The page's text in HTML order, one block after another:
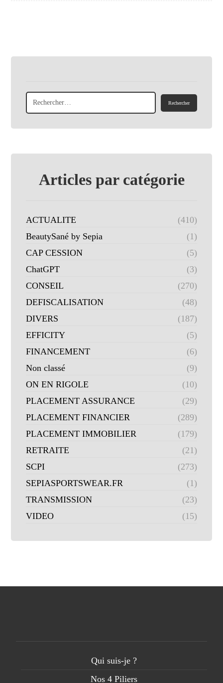
Articles par catégorie
ACTUALITE
(410)
BeautySané by Sepia
(1)
CAP CESSION
(5)
ChatGPT
(3)
CONSEIL
(270)
DEFISCALISATION
(48)
DIVERS
(187)
EFFICITY
(5)
FINANCEMENT
(6)
Non classé
(9)
ON EN RIGOLE
(10)
PLACEMENT ASSURANCE
(29)
PLACEMENT FINANCIER
(289)
PLACEMENT IMMOBILIER
(179)
RETRAITE
(21)
SCPI
(273)
SEPIASPORTSWEAR.FR
(1)
TRANSMISSION
(23)
VIDEO
(15)
Qui suis-je ?
Nos 4 Piliers